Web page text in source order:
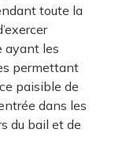
toute la
ayant les
permettant
paisible de
dans les
du bail et de